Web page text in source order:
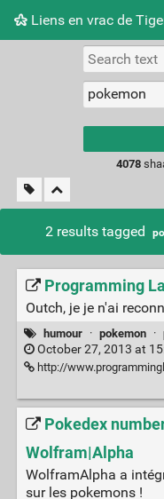
Liens en vrac de
Picture
4078
2 results tagged
Programming
Outch, je je n'ai
humour · pokemon ·
October 27, 2013 at
http://
Pokedex
Wolfram|Alpha
WolframAlpha a
sur les pokemons !